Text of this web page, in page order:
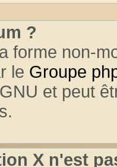
?
forme non-
le Groupe
et peut
X n'est